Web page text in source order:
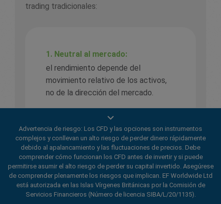
trading tradicionales:
1. Neutral al mercado:
el rendimiento depende del
movimiento relativo de los activos,
no de la dirección del mercado.
2. Gestión del riesgo:
al cubrir una inversión con otra, el pair
trading puede reducir
significativamente el riesgo.
3. Aplicable a múltiples mercados:
no se limita a un solo tipo de activo,
Advertencia de riesgo: Los CFD y las opciones son instrumentos
complejos y conllevan un alto riesgo de perder dinero rápidamente
debido al apalancamiento y las fluctuaciones de precios. Debe
comprender cómo funcionan los CFD antes de invertir y si puede
permitirse asumir el alto riesgo de perder su capital invertido. Asegúrese
de comprender plenamente los riesgos que implican. EF Worldwide Ltd
está autorizada en las Islas Vírgenes Británicas por la Comisión de
Servicios Financieros (Número de licencia SIBA/L/20/1135).